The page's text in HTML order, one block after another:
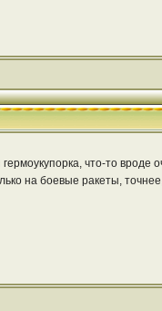
что-то
на боевые ракеты,